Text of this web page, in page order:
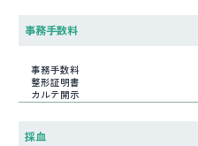
事務手数料
事務手数料
整形証明書
カルテ開示
採血